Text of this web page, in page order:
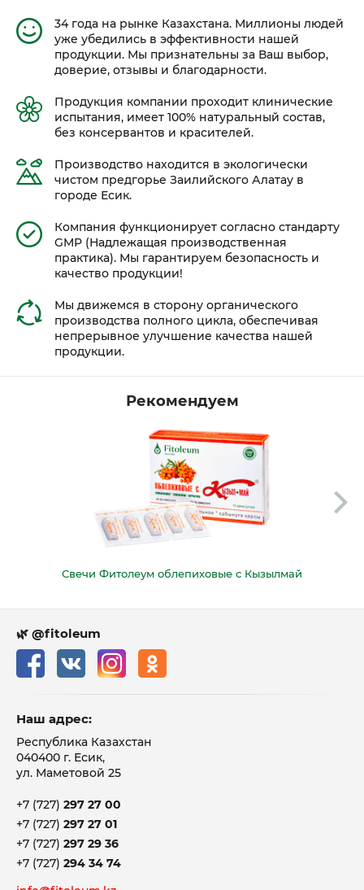
34 года на рынке Казахстана. Миллионы людей
уже убедились в эффективности нашей
продукции. Мы признательны за Ваш выбор,
доверие, отзывы и благодарности.
Продукция компании проходит клинические
испытания, имеет 100% натуральный состав,
без консервантов и красителей.
Производство находится в экологически
чистом предгорье Заилийского Алатау в
городе Есик.
Компания функционирует согласно стандарту
GMP (Надлежащая производственная
практика). Мы гарантируем безопасность и
качество продукции!
Мы движемся в сторону органического
производства полного цикла, обеспечивая
непрерывное улучшение качества нашей
продукции.
Рекомендуем
Свечи Фитолеум облепиховые с Кызылмай
🌿 @fitoleum
Наш адрес:
Республика Казахстан
040400 г. Есик,
ул. Маметовой 25
+7 (727) 297 27 00
+7 (727) 297 27 01
+7 (727) 297 29 36
+7 (727) 294 34 74